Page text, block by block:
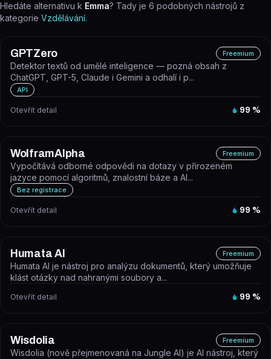
Hledáte alternativu k Emma? Tady je 6 podobných nástrojů z
kategorie Vzdělávání.
GPTZero Freemium
Detektor textů od umělé inteligence — pozná obsah z
ChatGPT, GPT-5, Claude i Gemini a odhalí i p...
API
Otevřít detail 99 %
WolframAlpha Freemium
Vypočítává odborné odpovědi na dotazy v přirozeném
jazyce pomocí algoritmů, znalostní báze a AI...
Bez registrace
Otevřít detail 99 %
Humata AI Freemium
Humata AI je nástroj pro analýzu dokumentů, který umožňuje
klást otázky nad nahranými soubory a...
Otevřít detail 99 %
Wisdolia Freemium
Wisdolia (nově přejmenovaná na Jungle AI) je AI nástroj, který